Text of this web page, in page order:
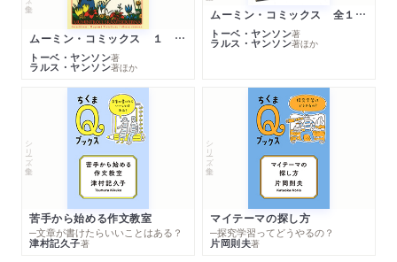
ムーミン・コミックス １ 黄金のしっぽ
トーベ・ヤンソン著
ラルス・ヤンソン著ほか
ムーミン・コミックス 全１４巻セット
トーベ・ヤンソン著
ラルス・ヤンソン著ほか
シリーズ・全集
苦手から始める作文教室
─文章が書けたらいいことはある？
津村記久子著
シリーズ・全集
マイテーマの探し方
─探究学習ってどうやるの？
片岡則夫著